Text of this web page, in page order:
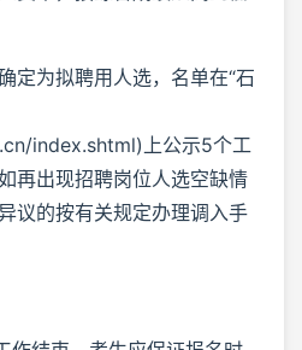
定为拟聘用人选，名单在“石
index.shtml)上公示5个工
再出现招聘岗位人选空缺情
议的按有关规定办理调入手